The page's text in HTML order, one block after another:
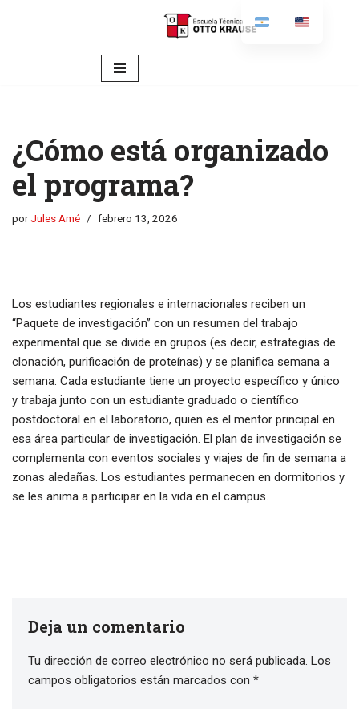
¿Cómo está organizado
el programa?
porJules Amé febrero 13, 2026
Los estudiantes regionales e internacionales reciben un
“Paquete de investigación” con un resumen del trabajo
experimental que se divide en grupos (es decir, estrategias de
clonación, purificación de proteínas) y se planifica semana a
semana. Cada estudiante tiene un proyecto específico y único
y trabaja junto con un estudiante graduado o científico
postdoctoral en el laboratorio, quien es el mentor principal en
esa área particular de investigación. El plan de investigación se
complementa con eventos sociales y viajes de fin de semana a
zonas aledañas. Los estudiantes permanecen en dormitorios y
se les anima a participar en la vida en el campus.
Deja un comentario
Tu dirección de correo electrónico no será publicada. Los
campos obligatorios están marcados con *